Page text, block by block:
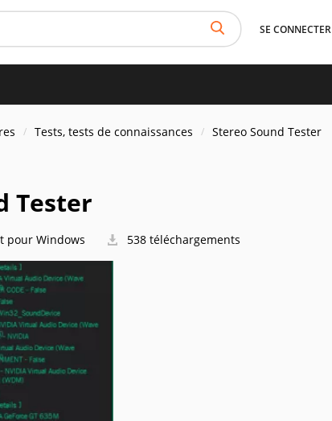
SE CONNECTER
Tests, tests de connaissances Stereo Sound Tester
Tester
pour Windows 538 téléchargements